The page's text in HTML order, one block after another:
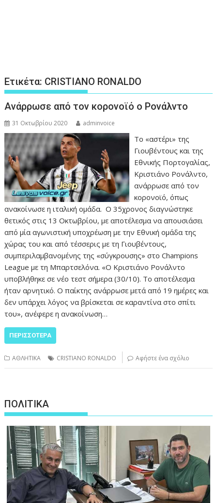
Ετικέτα: CRISTIANO RONALDO
Ανάρρωσε από τον κορονοϊό ο Ρονάλντο
31 Οκτωβρίου 2020 adminvoice
Το «αστέρι» της
Γιουβέντους και της
Εθνικής Πορτογαλίας,
Κριστιάνο Ρονάλντο,
ανάρρωσε από τον
κορονοϊό, όπως
ανακοίνωσε η ιταλική ομάδα. Ο 35χρονος διαγνώστηκε
θετικός στις 13 Οκτωβρίου, με αποτέλεσμα να απουσιάσει
από μία αγωνιστική υποχρέωση με την Εθνική ομάδα της
χώρας του και από τέσσερις με τη Γιουβέντους,
συμπεριλαμβανομένης της «σύγκρουσης» στο Champions
League με τη Μπαρτσελόνα. «Ο Κριστιάνο Ρονάλντο
υποβλήθηκε σε νέο τεστ σήμερα (30/10). Το αποτέλεσμα
ήταν αρνητικό. O παίκτης ανάρρωσε μετά από 19 ημέρες και
δεν υπάρχει λόγος να βρίσκεται σε καραντίνα στο σπίτι
του», ανέφερε η ανακοίνωση…
ΠΕΡΙΣΣΌΤΕΡΑ
ΑΘΛΗΤΙΚΑ CRISTIANO RONALDO Αφήστε ένα σχόλιο
ΠΟΛΙΤΙΚΑ